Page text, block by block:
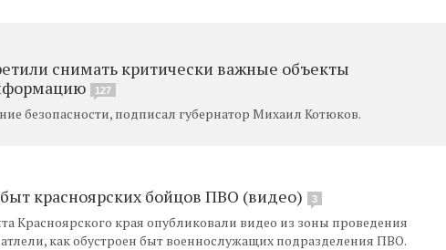
снимать критически важные объекты
127
безопасности, подписал губернатор Михаил Котюков.
красноярских бойцов ПВО (видео) 3
Красноярского края опубликовали видео из зоны проведения
как обустроен быт военнослужащих подразделения ПВО.